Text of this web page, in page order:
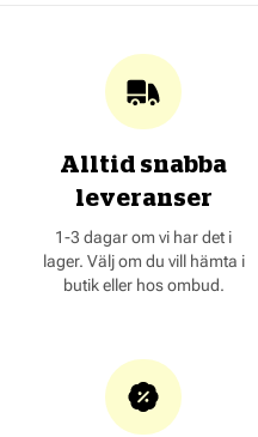
Alltid snabba
leveranser
1-3 dagar om vi har det i
lager. Välj om du vill hämta i
butik eller hos ombud.